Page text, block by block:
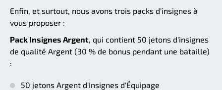
Enfin, et surtout, nous avons trois packs d'insignes à
vous proposer :
Pack Insignes Argent , qui contient 50 jetons d'insignes
de qualité Argent (30 % de bonus pendant une bataille)
:
50 jetons Argent d'Insignes d'Équipage